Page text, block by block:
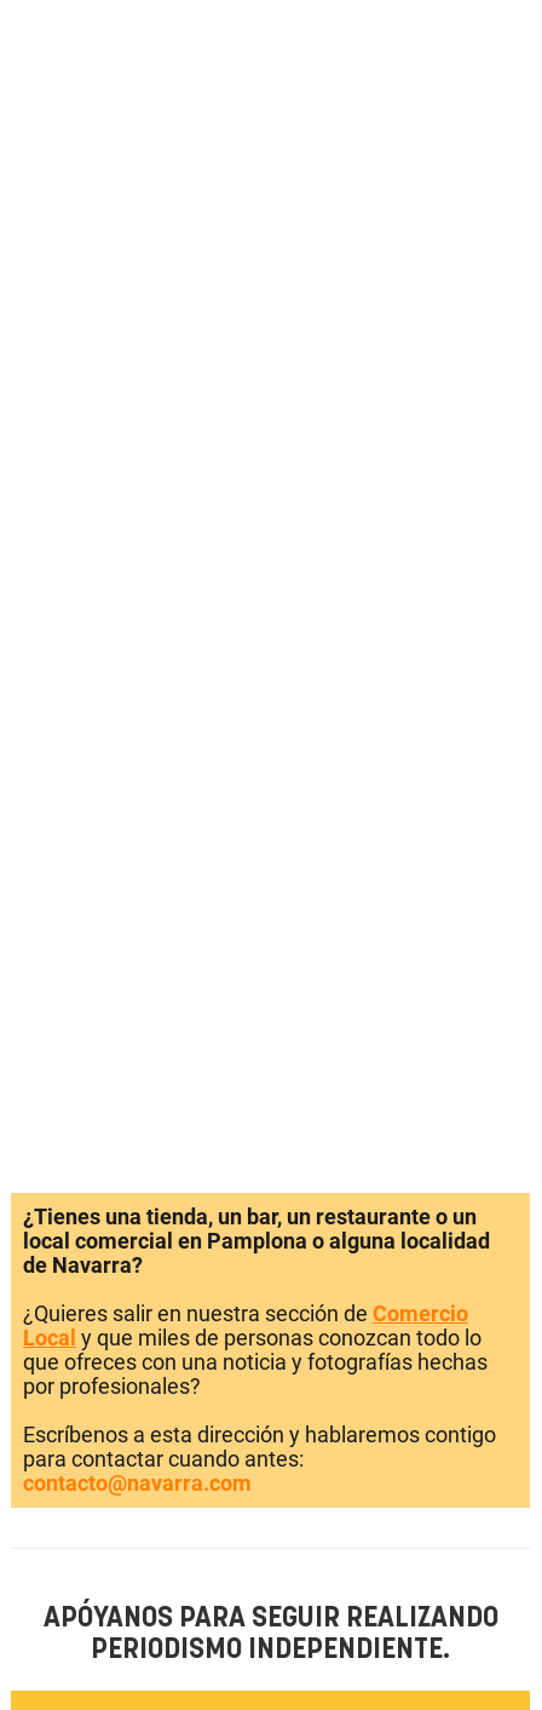
¿Tienes una tienda, un bar, un restaurante o un
local comercial en Pamplona o alguna localidad
de Navarra?
¿Quieres salir en nuestra sección de Comercio
Local y que miles de personas conozcan todo lo
que ofreces con una noticia y fotografías hechas
por profesionales?
Escríbenos a esta dirección y hablaremos contigo
para contactar cuando antes:
contacto@navarra.com
APÓYANOS PARA SEGUIR REALIZANDO
PERIODISMO INDEPENDIENTE.